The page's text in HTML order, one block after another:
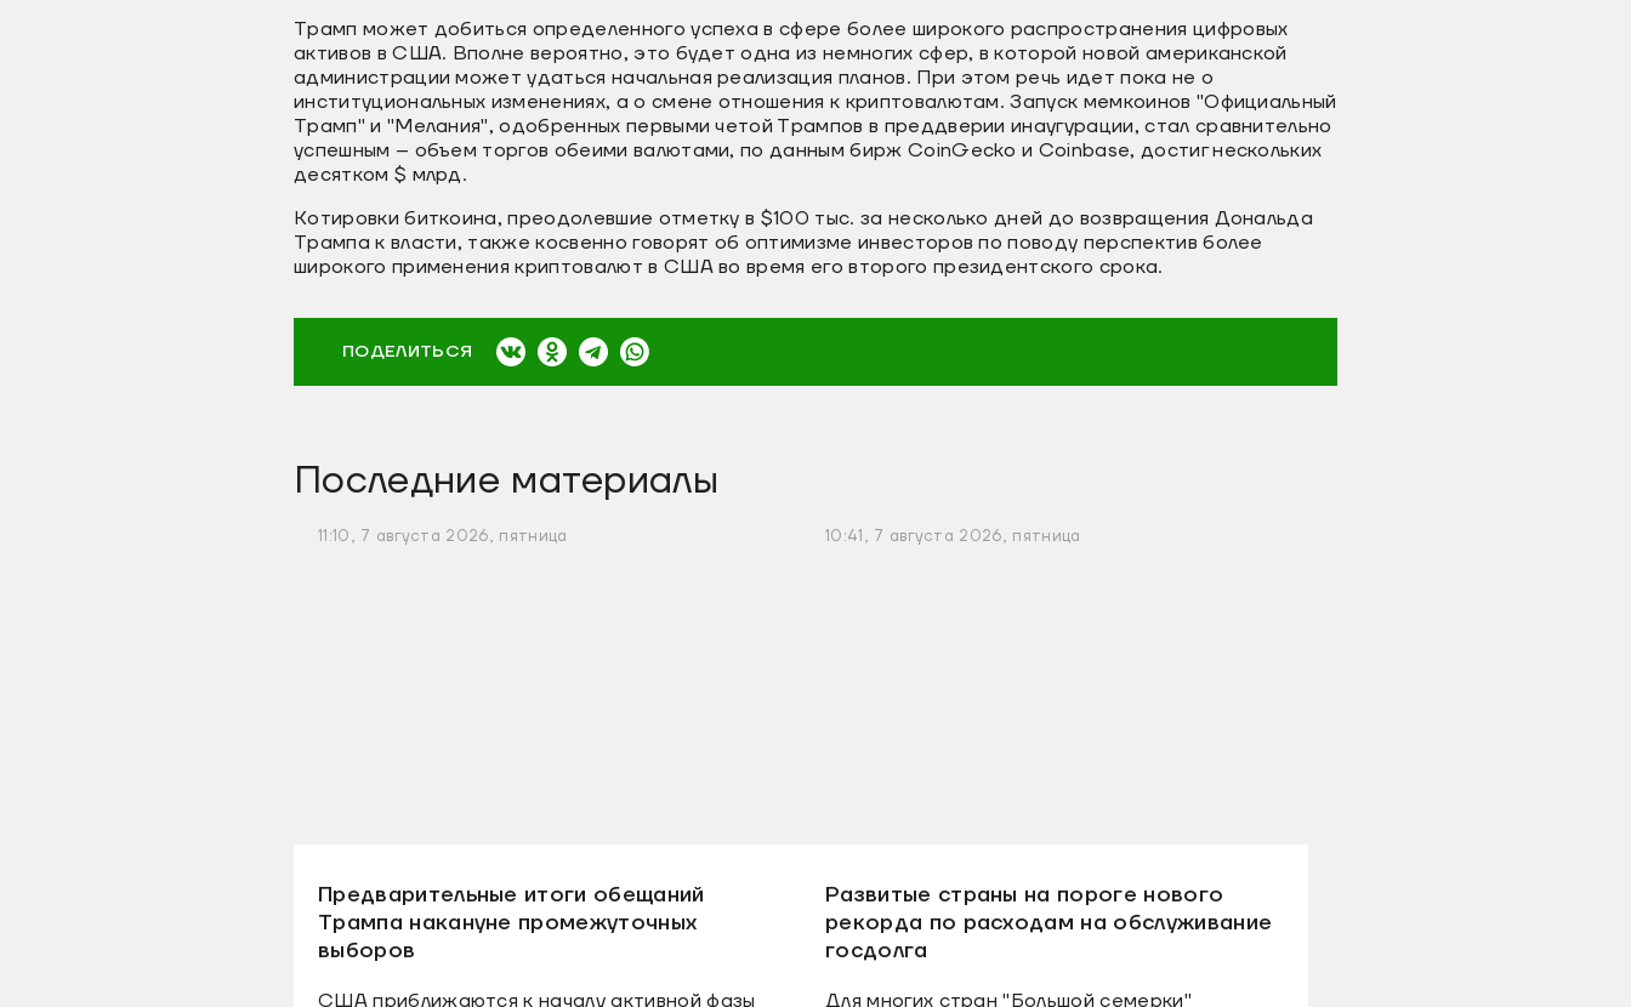
Трамп может добиться определенного успеха в сфере более широкого распространения цифровых
активов в США. Вполне вероятно, это будет одна из немногих сфер, в которой новой американской
администрации может удаться начальная реализация планов. При этом речь идет пока не о
институциональных изменениях, а о смене отношения к криптовалютам. Запуск мемкоинов "Официальный
Трамп" и "Мелания", одобренных первыми четой Трампов в преддверии инаугурации, стал сравнительно
успешным – объем торгов обеими валютами, по данным бирж CoinGecko и Coinbase, достиг нескольких
десятком $ млрд.
Котировки биткоина, преодолевшие отметку в $100 тыс. за несколько дней до возвращения Дональда
Трампа к власти, также косвенно говорят об оптимизме инвесторов по поводу перспектив более
широкого применения криптовалют в США во время его второго президентского срока.
ПОДЕЛИТЬСЯ
Последние материалы
11:10, 7 августа 2026, пятница
Предварительные итоги обещаний
Трампа накануне промежуточных
выборов
США приближаются к началу активной фазы
10:41, 7 августа 2026, пятница
Развитые страны на пороге нового
рекорда по расходам на обслуживание
госдолга
Для многих стран "Большой семерки"